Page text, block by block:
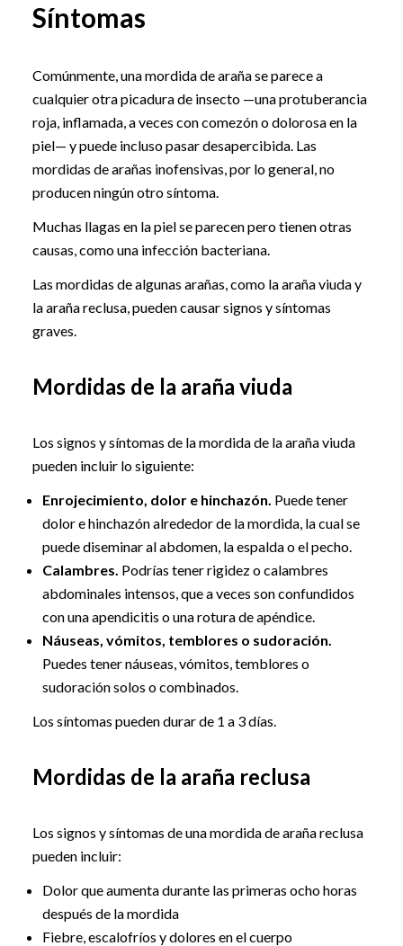
Síntomas
Comúnmente, una mordida de araña se parece a
cualquier otra picadura de insecto —una protuberancia
roja, inflamada, a veces con comezón o dolorosa en la
piel— y puede incluso pasar desapercibida. Las
mordidas de arañas inofensivas, por lo general, no
producen ningún otro síntoma.
Muchas llagas en la piel se parecen pero tienen otras
causas, como una infección bacteriana.
Las mordidas de algunas arañas, como la araña viuda y
la araña reclusa, pueden causar signos y síntomas
graves.
Mordidas de la araña viuda
Los signos y síntomas de la mordida de la araña viuda
pueden incluir lo siguiente:
Enrojecimiento, dolor e hinchazón. Puede tener
dolor e hinchazón alrededor de la mordida, la cual se
puede diseminar al abdomen, la espalda o el pecho.
Calambres. Podrías tener rigidez o calambres
abdominales intensos, que a veces son confundidos
con una apendicitis o una rotura de apéndice.
Náuseas, vómitos, temblores o sudoración.
Puedes tener náuseas, vómitos, temblores o
sudoración solos o combinados.
Los síntomas pueden durar de 1 a 3 días.
Mordidas de la araña reclusa
Los signos y síntomas de una mordida de araña reclusa
pueden incluir:
Dolor que aumenta durante las primeras ocho horas
después de la mordida
Fiebre, escalofríos y dolores en el cuerpo